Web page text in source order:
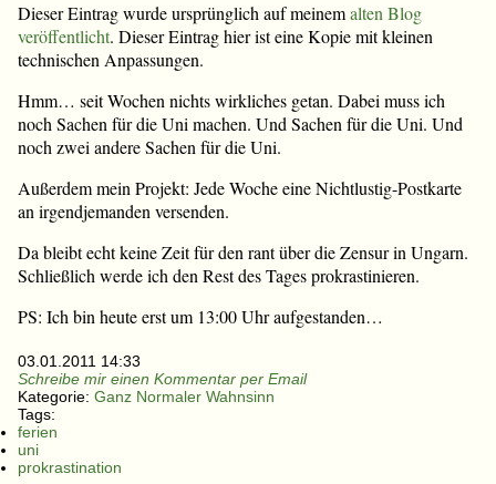
Dieser Eintrag wurde ursprünglich auf meinemalten Blog
veröffentlicht. Dieser Eintrag hier ist eine Kopie mit kleinen
technischen Anpassungen.
Hmm… seit Wochen nichts wirkliches getan. Dabei muss ich
noch Sachen für die Uni machen. Und Sachen für die Uni. Und
noch zwei andere Sachen für die Uni.
Außerdem mein Projekt: Jede Woche eine Nichtlustig-Postkarte
an irgendjemanden versenden.
Da bleibt echt keine Zeit für den rant über die Zensur in Ungarn.
Schließlich werde ich den Rest des Tages prokrastinieren.
PS: Ich bin heute erst um 13:00 Uhr aufgestanden…
03.01.2011 14:33
Schreibe mir einen Kommentar per Email
Kategorie: Ganz Normaler Wahnsinn
Tags:
ferien
uni
prokrastination